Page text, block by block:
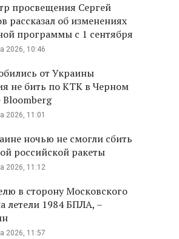
просвещения Сергей
рассказал об изменениях
программы с 1 сентября
2026, 10:46
от Украины
не бить по КТК в Черном
Bloomberg
2026, 11:01
ночью не смогли сбить
российской ракеты
2026, 11:12
в сторону Московского
летели 1984 БПЛА, –
2026, 11:57